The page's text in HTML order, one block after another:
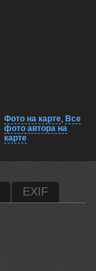
Фото на карте, Все
фото автора на
карте
EXIF